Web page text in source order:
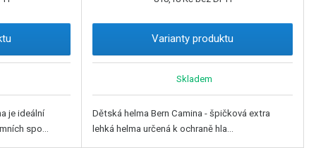
je ideální
spo...
Varianty produktu
Skladem
Dětská helma Bern Camina - špičková extra
lehká helma určená k ochraně hla...